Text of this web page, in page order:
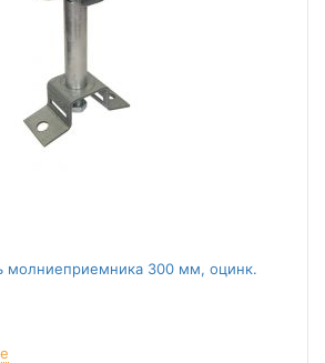
молниеприемника 300 мм, оцинк.